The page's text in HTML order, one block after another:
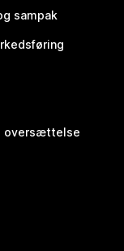
sampak
oversættelse